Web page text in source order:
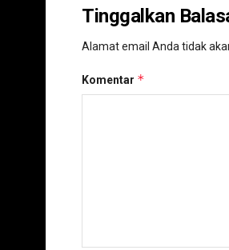
Tinggalkan
Alamat email Anda tidak
Komentar *